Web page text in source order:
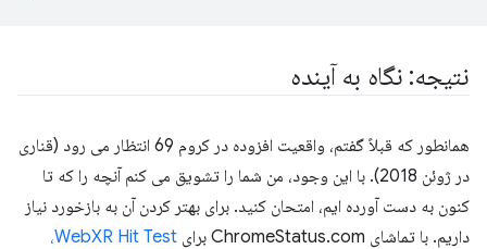
نتیجه: نگاه به آینده
همانطور که قبلاً گفتم، واقعیت افزوده در کروم 69 انتظار می رود (قناری
در ژوئن 2018). با این وجود، من شما را تشویق می کنم آنچه را که تا
کنون به دست آورده ایم، امتحان کنید. برای بهتر کردن آن به بازخورد نیاز
داریم. با تماشای ChromeStatus.com برای
WebXR Hit Test،